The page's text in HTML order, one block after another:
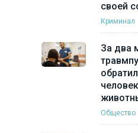
своей
Криминал
За два
Общество